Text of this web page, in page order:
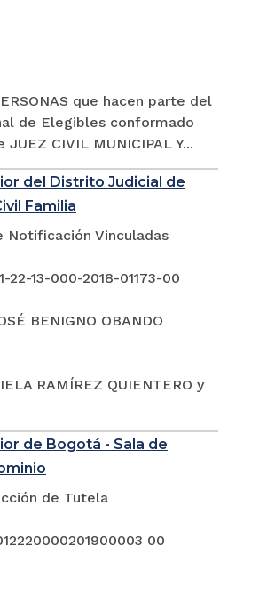
que hacen parte del
de Elegibles conformado
CIVIL MUNICIPAL Y...
del Distrito Judicial de
Familia
Notificación Vinculadas
22-13-000-2018-01173-00
BENIGNO OBANDO
RAMÍREZ QUIENTERO y
de Bogotá - Sala de
de Tutela
00